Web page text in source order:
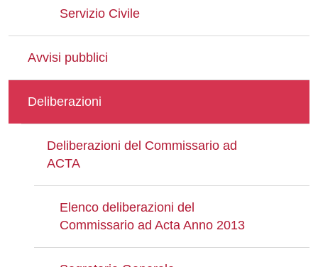
Servizio Civile
Avvisi pubblici
Deliberazioni
Deliberazioni del Commissario ad
ACTA
Elenco deliberazioni del
Commissario ad Acta Anno 2013